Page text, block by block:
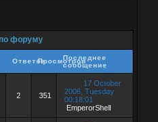
форуму
ОтветовПросмотров
Последнее
сообщение
2 351
17 October
2006, Tuesday
00:18:01
EmperorShell